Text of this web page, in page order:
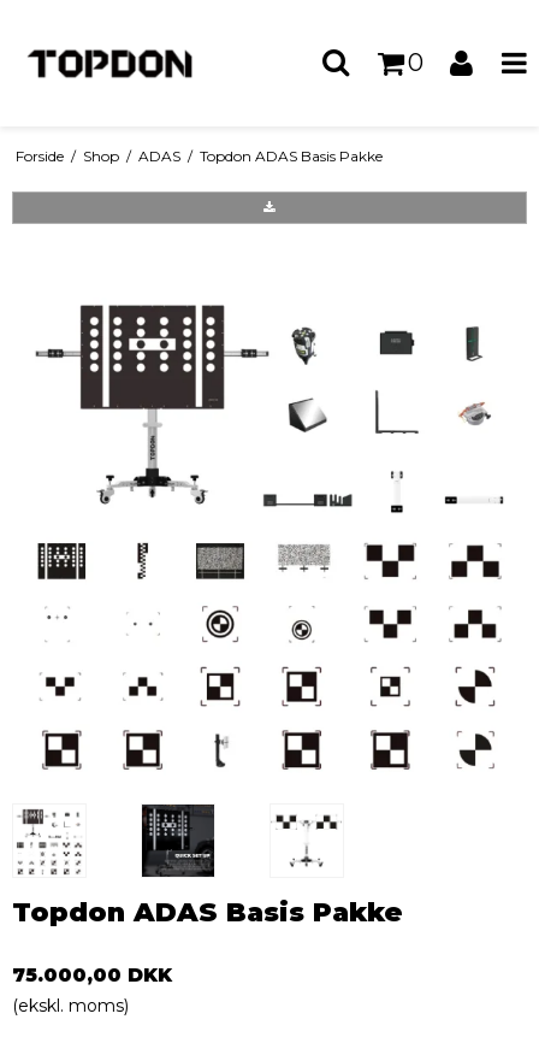
0
Forside / Shop / ADAS / Topdon ADAS Basis Pakke
Topdon ADAS Basis Pakke
75.000,00 DKK
(ekskl. moms)